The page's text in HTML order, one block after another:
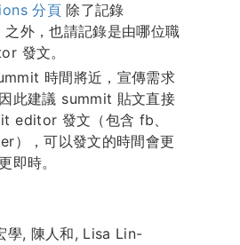
分頁除了記錄
外，也請記錄是由哪位職
發文。
時間將近，宣傳需求
此建議 summit 貼文直接
editor 發文（包含 fb、
），可以發文的時間會更
即時。
學, 陳人和, Lisa Lin-